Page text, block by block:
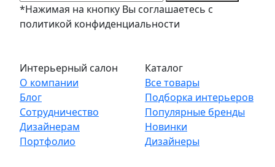
Интерьерный салон
О компании
Блог
Сотрудничество
Дизайнерам
Портфолио
Каталог
Все товары
Подборка интерьеров
Популярные бренды
Новинки
Дизайнеры
*Нажимая на кнопку Вы соглашаетесь с
политикой конфиденциальности